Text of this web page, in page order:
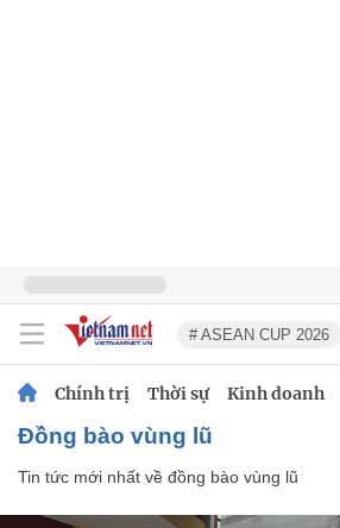
# ASEAN CUP 2026
Chính trị Thời sự Kinh doanh
đồng bào vùng lũ
Tin tức mới nhất về đồng bào vùng lũ